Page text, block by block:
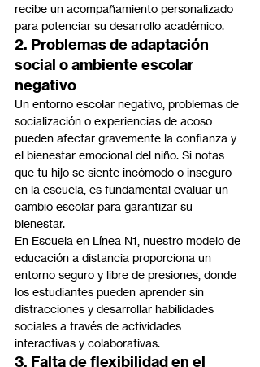
recibe un acompañamiento personalizado
para potenciar su desarrollo académico.
2. Problemas de adaptación
social o ambiente escolar
negativo
Un entorno escolar negativo, problemas de
socialización o experiencias de acoso
pueden afectar gravemente la confianza y
el bienestar emocional del niño. Si notas
que tu hijo se siente incómodo o inseguro
en la escuela, es fundamental evaluar un
cambio escolar para garantizar su
bienestar.
En Escuela en Línea N1, nuestro modelo de
educación a distancia proporciona un
entorno seguro y libre de presiones, donde
los estudiantes pueden aprender sin
distracciones y desarrollar habilidades
sociales a través de actividades
interactivas y colaborativas.
3. Falta de flexibilidad en el